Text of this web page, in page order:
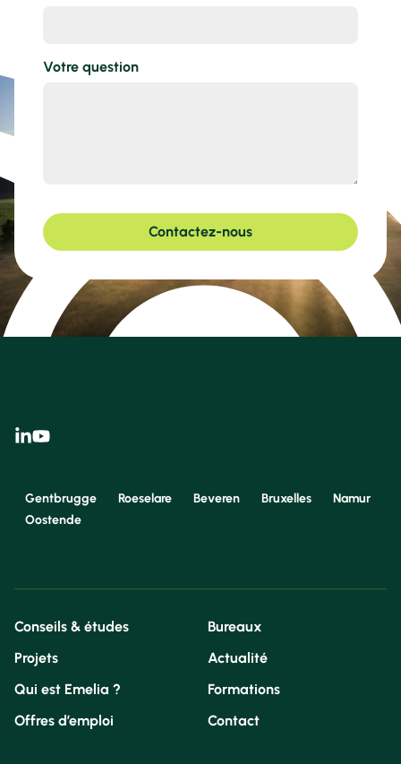
Votre question
Contactez-nous
Gentbrugge Roeselare Beveren Bruxelles
Namur
Oostende
Conseils & études
Bureaux
Projets
Actualité
Qui est Emelia ?
Formations
Offres d’emploi
Contact